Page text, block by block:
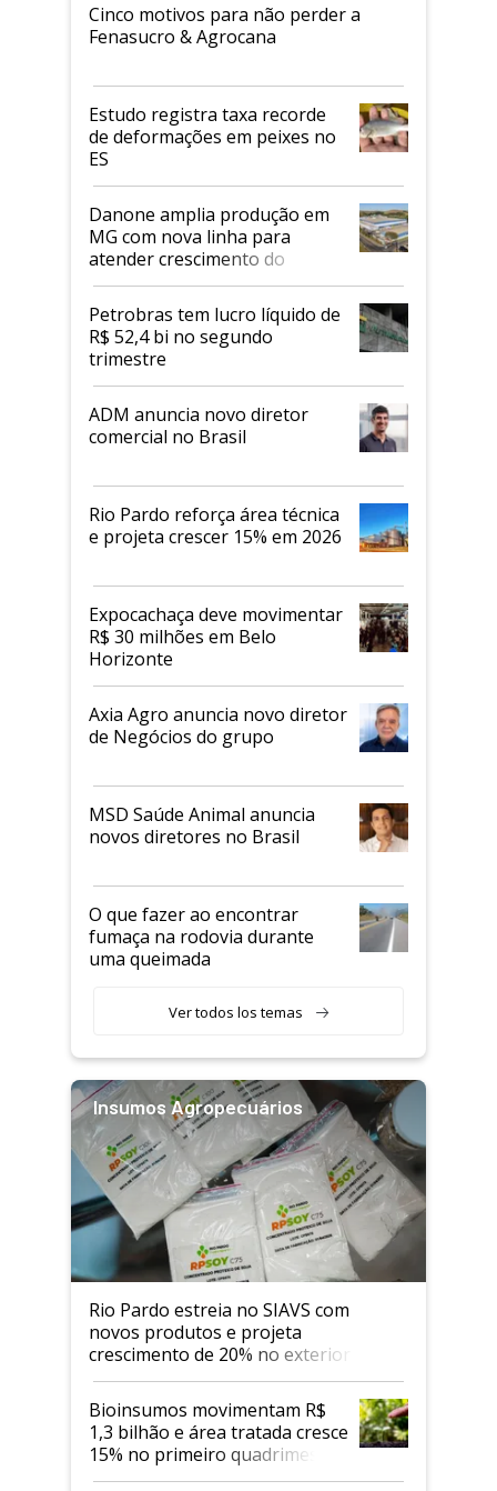
Cinco motivos para não perder a
Fenasucro & Agrocana
Estudo registra taxa recorde
de deformações em peixes no
ES
Danone amplia produção em
MG com nova linha para
atender crescimento do
mercado de alimentos
proteicos
Petrobras tem lucro líquido de
R$ 52,4 bi no segundo
trimestre
ADM anuncia novo diretor
comercial no Brasil
Rio Pardo reforça área técnica
e projeta crescer 15% em 2026
Expocachaça deve movimentar
R$ 30 milhões em Belo
Horizonte
Axia Agro anuncia novo diretor
de Negócios do grupo
MSD Saúde Animal anuncia
novos diretores no Brasil
O que fazer ao encontrar
fumaça na rodovia durante
uma queimada
Ver todos los temas
Insumos Agropecuários
Rio Pardo estreia no SIAVS com
novos produtos e projeta
crescimento de 20% no exterior
Bioinsumos movimentam R$
1,3 bilhão e área tratada cresce
15% no primeiro quadrimestre
de 2026